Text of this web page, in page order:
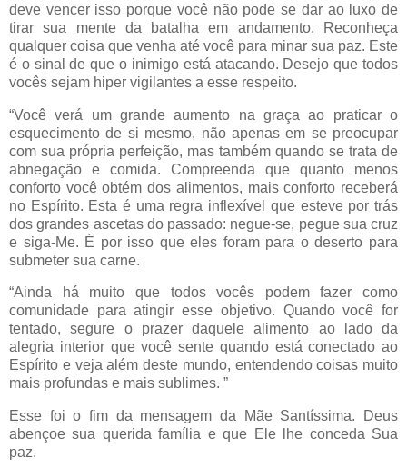
deve vencer isso porque você não pode se dar ao luxo de
tirar sua mente da batalha em andamento. Reconheça
qualquer coisa que venha até você para minar sua paz. Este
é o sinal de que o inimigo está atacando. Desejo que todos
vocês sejam hiper vigilantes a esse respeito.
“Você verá um grande aumento na graça ao praticar o
esquecimento de si mesmo, não apenas em se preocupar
com sua própria perfeição, mas também quando se trata de
abnegação e comida. Compreenda que quanto menos
conforto você obtém dos alimentos, mais conforto receberá
no Espírito. Esta é uma regra inflexível que esteve por trás
dos grandes ascetas do passado: negue-se, pegue sua cruz
e siga-Me. É por isso que eles foram para o deserto para
submeter sua carne.
“Ainda há muito que todos vocês podem fazer como
comunidade para atingir esse objetivo. Quando você for
tentado, segure o prazer daquele alimento ao lado da
alegria interior que você sente quando está conectado ao
Espírito e veja além deste mundo, entendendo coisas muito
mais profundas e mais sublimes. ”
Esse foi o fim da mensagem da Mãe Santíssima. Deus
abençoe sua querida família e que Ele lhe conceda Sua
paz.